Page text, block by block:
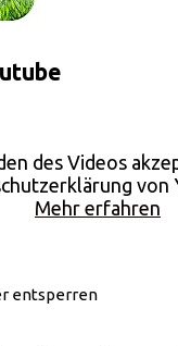
des Videos
von
Mehr erfahren
entsperren